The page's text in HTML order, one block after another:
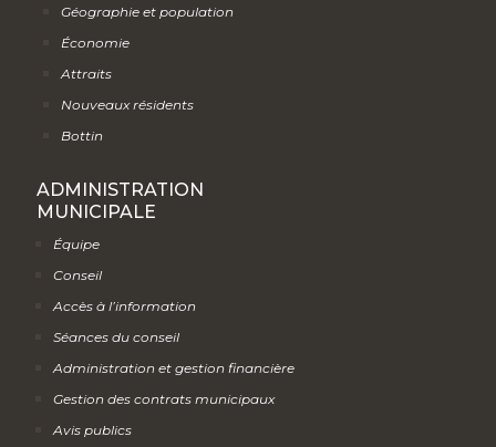
Géographie et population
Économie
Attraits
Nouveaux résidents
Bottin
ADMINISTRATION
MUNICIPALE
Équipe
Conseil
Accès à l’information
Séances du conseil
Administration et gestion financière
Gestion des contrats municipaux
Avis publics